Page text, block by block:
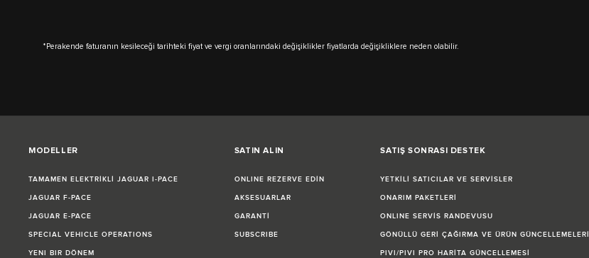
*Perakende faturanın kesileceği tarihteki fiyat ve vergi oranlarındaki değişiklikler fiyatlarda değişikliklere neden olabilir.
MODELLER
TAMAMEN ELEKTRİKLİ JAGUAR I‑PACE
JAGUAR F‑PACE
JAGUAR E‑PACE
SPECIAL VEHICLE OPERATIONS
YENI BIR DÖNEM
SATIN ALIN
ONLINE REZERVE EDİN
AKSESUARLAR
GARANTİ
SUBSCRIBE
SATIŞ SONRASI DESTEK
YETKİLİ SATICILAR VE SERVİSLER
ONARIM PAKETLERİ
ONLINE SERVİS RANDEVUSU
GÖNÜLLÜ GERİ ÇAĞIRMA VE ÜRÜN GÜNCELLEMELERİ
PIVI/PIVI PRO HARİTA GÜNCELLEMESİ